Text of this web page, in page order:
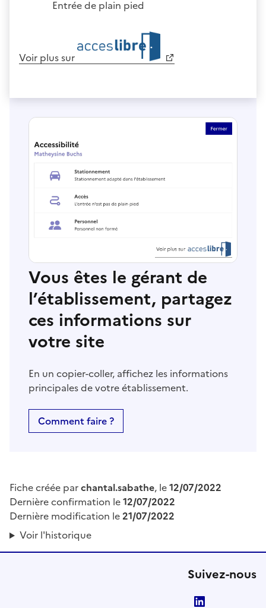
Entrée de plain pied
Voir plus sur
Vous êtes le gérant de
l’établissement, partagez
ces informations sur
votre site
En un copier-coller, affichez les informations
principales de votre établissement.
Comment faire ?
Fiche créée parchantal.sabathe, le12/07/2022
Dernière confirmation le12/07/2022
Dernière modification le21/07/2022
Voir l'historique
Suivez-nous